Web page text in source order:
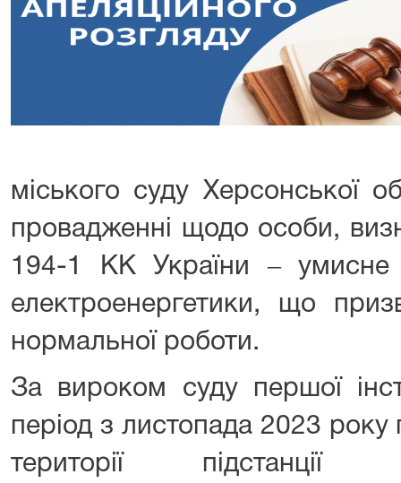
міського суду Херсонської
провадженні щодо особи,
194-1 КК України ‒ умисне
електроенергетики, що
нормальної роботи.
За вироком суду першої
період з листопада 2023 року
території підстанції